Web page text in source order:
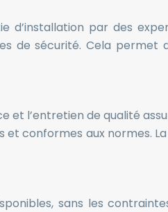
d’installation par des
de sécurité. Cela permet
l’entretien de qualité
conformes aux normes.
sans les